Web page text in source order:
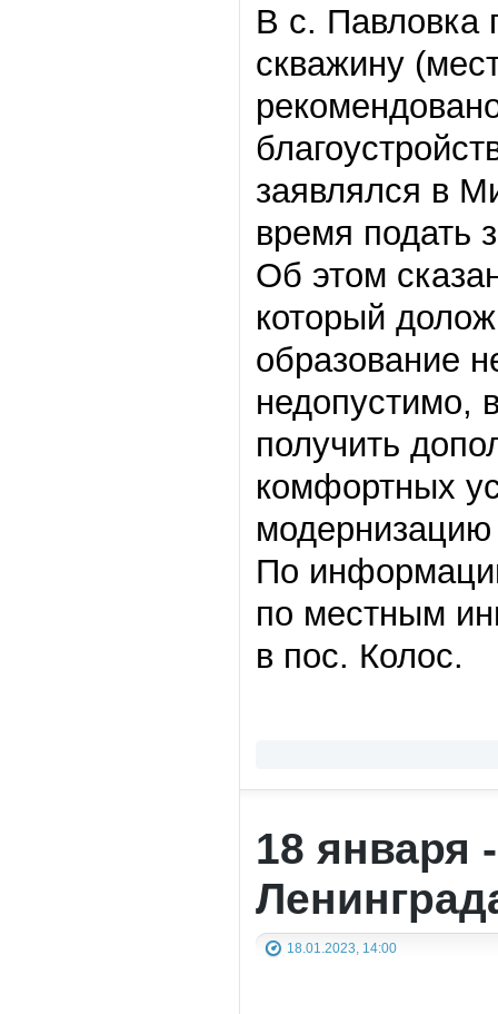
В с. Павловка
скважину
заявлялся в
время подать
Об этом
который
образование
недопустимо,
получить
комфортных
По
по местным
в пос. Колос.
18 января
18.01.2023, 14:00